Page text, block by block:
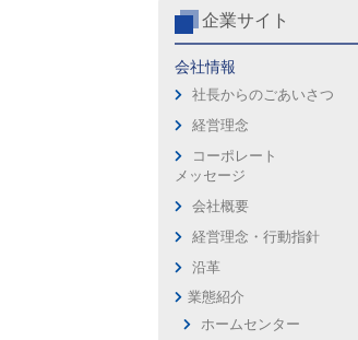
企業サイト
会社情報
社長からのごあいさつ
経営理念
コーポレート
メッセージ
会社概要
経営理念・行動指針
沿革
業態紹介
ホームセンター